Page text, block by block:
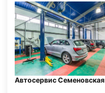
Автосервис Семеновская